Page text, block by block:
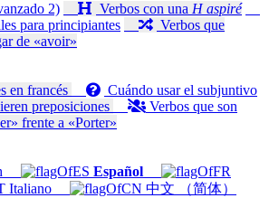
2)
Verbos con una H aspiré
para principiantes
Verbos que
de «avoir»
en francés
Cuándo usar el subjuntivo
preposiciones
Verbos que son
frente a «Porter»
Español
Italiano
中文 （简体）